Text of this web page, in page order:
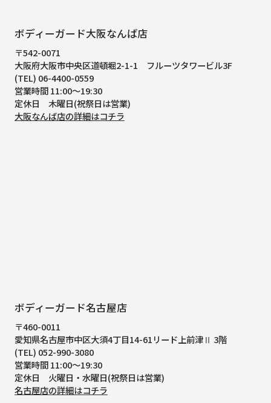
ボディーガード大阪なんば店
〒542-0071
大阪府大阪市中央区道頓堀2-1-1
フルーツタワービル3F
(TEL) 06-4400-0559
営業時間 11:00～19:30
定休日 木曜日(祝祭日は営業)
大阪なんば店の詳細はコチラ
ボディーガード名古屋店
〒460-0011
愛知県名古屋市中区大須4丁目14-61リード上前津Ⅱ 3階
(TEL) 052-990-3080
営業時間 11:00～19:30
定休日 火曜日・水曜日(祝祭日は営業)
名古屋店の詳細はコチラ